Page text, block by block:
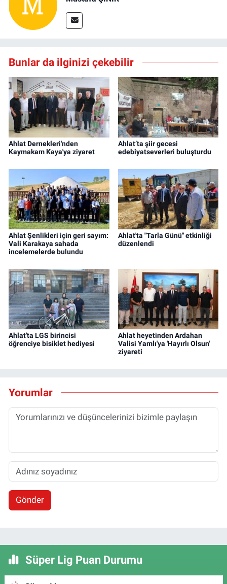
Bunlar da ilginizi çekebilir
Ahlat Dernekleri'nden
Kaymakam Kaya'ya ziyaret
Ahlat’ta şiir gecesi
edebiyatseverleri buluşturdu
Ahlat Şenlikleri için geri sayım:
Vali Karakaya sahada
incelemelerde bulundu
Ahlat'ta "Tarla Günü" etkinliği
düzenlendi
Ahlat'ta LGS birincisi
öğrenciye bisiklet hediyesi
Ahlat heyetinden Ardahan
Valisi Yamlı'ya 'Hayırlı Olsun'
ziyareti
Yorumlar
Gönder
Süper Lig Puan Durumu